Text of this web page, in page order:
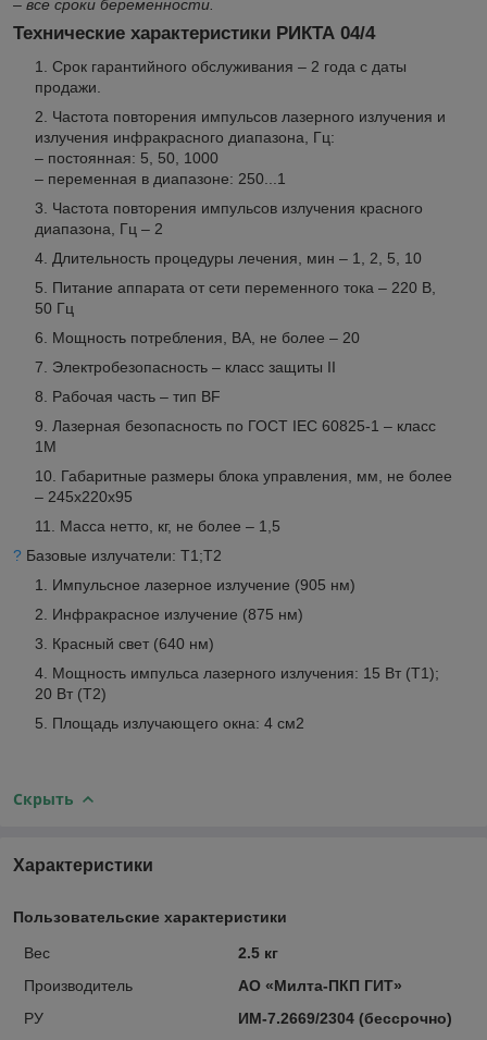
– все сроки беременности.
Технические характеристики РИКТА 04/4
Cрок гарантийного обслуживания – 2 года с даты
продажи.
Частота повторения импульсов лазерного излучения и
излучения инфракрасного диапазона, Гц:
– постоянная: 5, 50, 1000
– переменная в диапазоне: 250...1
Частота повторения импульсов излучения красного
диапазона, Гц – 2
Длительность процедуры лечения, мин – 1, 2, 5, 10
Питание аппарата от сети переменного тока – 220 В,
50 Гц
Мощность потребления, ВА, не более – 20
Электробезопасность – класс защиты II
Рабочая часть – тип BF
Лазерная безопасность по ГОСТ IEC 60825-1 – класс
1М
Габаритные размеры блока управления, мм, не более
– 245x220x95
Масса нетто, кг, не более – 1,5
? Базовые излучатели: Т1;Т2
Импульсное лазерное излучение (905 нм)
Инфракрасное излучение (875 нм)
Красный свет (640 нм)
Мощность импульса лазерного излучения: 15 Вт (Т1);
20 Вт (Т2)
Площадь излучающего окна: 4 см2
Скрыть
Характеристики
Пользовательские характеристики
Вес
2.5 кг
Производитель
АО «Милта-ПКП ГИТ»
РУ
ИМ-7.2669/2304 (бессрочно)